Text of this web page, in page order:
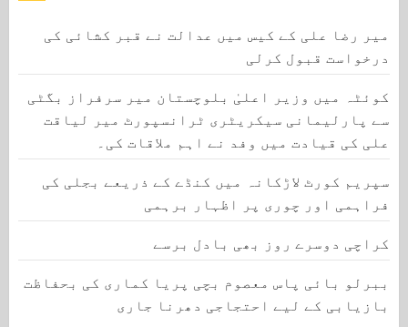
میر رضا علی کے کیس میں عدالت نے قبر کشائی کی
درخواست قبول کرلی
کوئٹہ میں وزیر اعلیٰ بلوچستان میر سرفراز بگٹی
سے پارلیمانی سیکریٹری ٹرانسپورٹ میر لیاقت
علی کی قیادت میں وفد نے اہم ملاقات کی۔
سپریم کورٹ لاڑکانہ میں کنڈے کے ذریعے بجلی کی
فراہمی اور چوری پر اظہار برہمی
کراچی دوسرے روز بھی بادل برسے
ببرلو بائی پاس معصوم بچی پریا کماری کی بحفاظت
بازیابی کے لیے احتجاجی دھرنا جاری